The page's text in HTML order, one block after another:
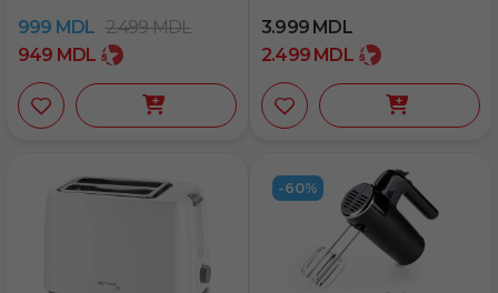
999 MDL 2.499MDL
949 MDL
3.999 MDL
2.499 MDL
-60%